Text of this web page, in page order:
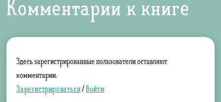
Комментарии к книге
Здесь зарегистрированные пользователи оставляют
комментарии.
Зарегистрироваться/Войти